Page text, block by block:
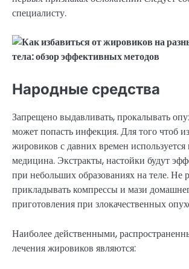
специалисту.
Народные средства
Запрещено выдавливать, прокалывать
может попасть инфекция. Для того чтоб
жировиков с давних времен используется
медицина. Экстракты, настойки будут
при небольших образованиях на теле. Не
прикладывать компрессы и мази
приготовления при злокачественных
Наиболее действенными,
лечения жировиков являются: